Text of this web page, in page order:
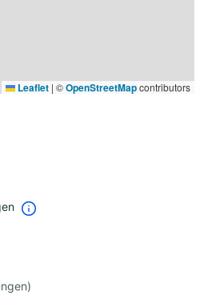
Leaflet | ©OpenStreetMapcontributors